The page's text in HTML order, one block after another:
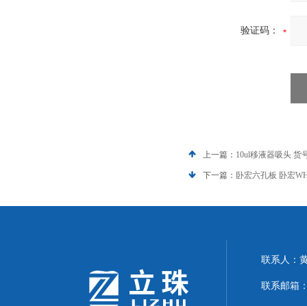
验证码：
上一篇： 10ul移液器吸头 货
下一篇： 卧宏六孔板 卧宏
联系人：
联系邮箱